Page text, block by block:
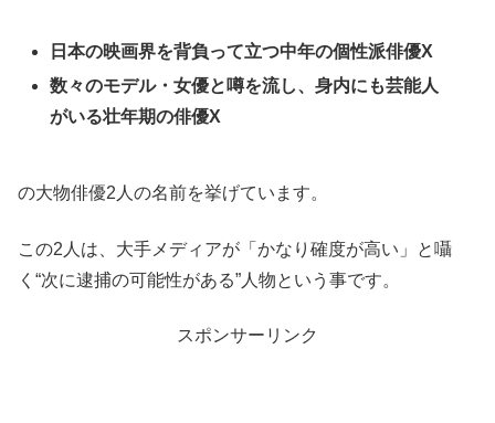
日本の映画界を背負って立つ中年の個性派俳優X
数々のモデル・女優と噂を流し、身内にも芸能人
がいる壮年期の俳優X
の大物俳優2人の名前を挙げています。
この2人は、大手メディアが「かなり確度が高い」と囁
く“次に逮捕の可能性がある”人物という事です。
スポンサーリンク